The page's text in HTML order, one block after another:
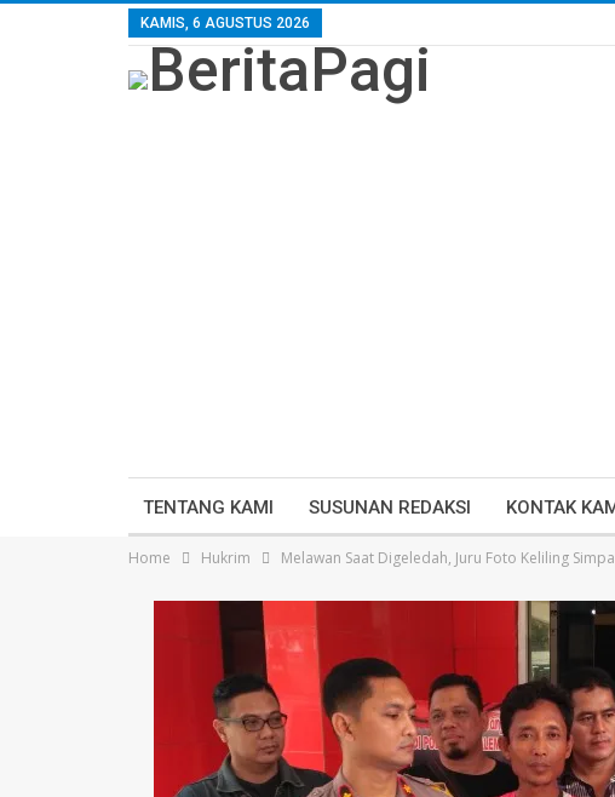
KAMIS, 6 AGUSTUS 2026
TENTANG KAMI SUSUNAN REDAKSI KONTAK
Home Hukrim Melawan Saat Digeledah, Juru Foto Keliling